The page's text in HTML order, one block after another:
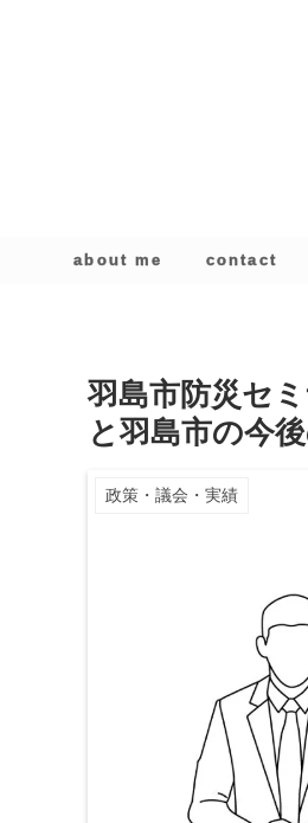
about me contact
羽島市防災セ
と羽島市の今
政策・議会・実績